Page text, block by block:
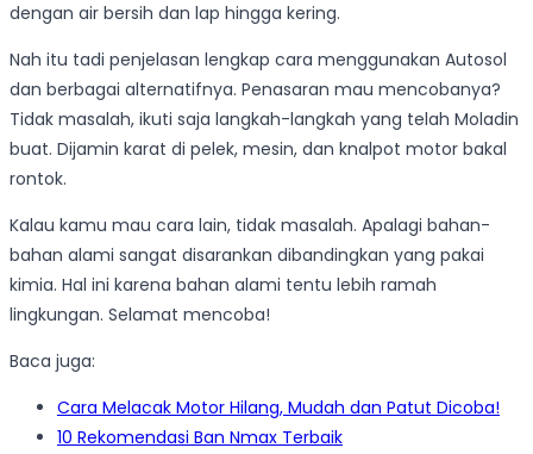
dengan air bersih dan lap hingga kering.
Nah itu tadi penjelasan lengkap cara menggunakan Autosol
dan berbagai alternatifnya. Penasaran mau mencobanya?
Tidak masalah, ikuti saja langkah-langkah yang telah Moladin
buat. Dijamin karat di pelek, mesin, dan knalpot motor bakal
rontok.
Kalau kamu mau cara lain, tidak masalah. Apalagi bahan-
bahan alami sangat disarankan dibandingkan yang pakai
kimia. Hal ini karena bahan alami tentu lebih ramah
lingkungan. Selamat mencoba!
Baca juga:
Cara Melacak Motor Hilang, Mudah dan Patut Dicoba!
10 Rekomendasi Ban Nmax Terbaik